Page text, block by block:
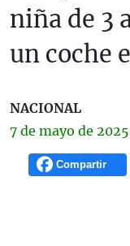
niña de 3
un coche
NACIONAL
7 de mayo de 2025
Compartir